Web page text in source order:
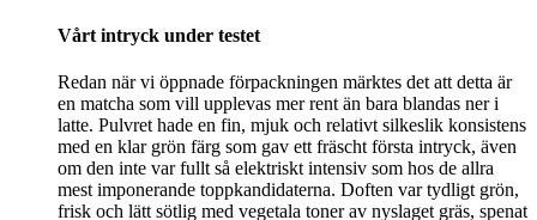
Vårt intryck under testet
Redan när vi öppnade förpackningen märktes det att detta är
en matcha som vill upplevas mer rent än bara blandas ner i
latte. Pulvret hade en fin, mjuk och relativt silkeslik konsistens
med en klar grön färg som gav ett fräscht första intryck, även
om den inte var fullt så elektriskt intensiv som hos de allra
mest imponerande toppkandidaterna. Doften var tydligt grön,
frisk och lätt sötlig med vegetala toner av nyslaget gräs, spenat